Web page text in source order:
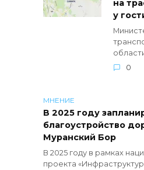
на
у
0
МНЕНИЕ
В 2025 году
благоустройство
Муранский Бор
В 2025 году в рамках
проекта